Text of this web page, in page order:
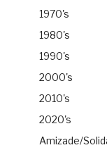
1970's
1980's
1990's
2000's
2010's
2020's
Amizade/